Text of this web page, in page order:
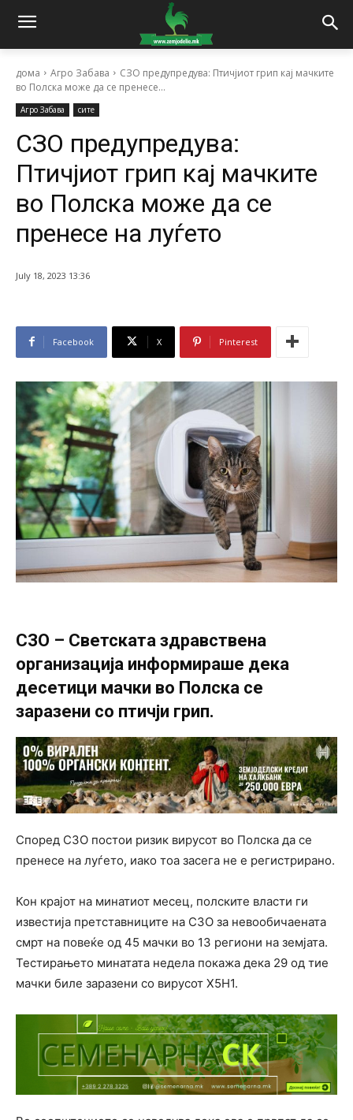
дома Агро Забава
СЗО предупредува: Птичјиот грип кај мачките
во Полска може да се пренесе...
Агро Забава сите
СЗО предупредува:
Птичјиот грип кај мачките
во Полска може да се
пренесе на луѓето
July 18, 2023 13:36
Facebook X Pinterest
СЗО – Светската здравствена
организација информираше дека
десетици мачки во Полска се
заразени со птичји грип.
Според СЗО постои ризик вирусот во Полска да се
пренесе на луѓето, иако тоа засега не е регистрирано.
Кон крајот на минатиот месец, полските власти ги
известија претставниците на СЗО за невообичаената
смрт на повеќе од 45 мачки во 13 региони на земјата.
Тестирањето минатата недела покажа дека 29 од тие
мачки биле заразени со вирусот Х5Н1.